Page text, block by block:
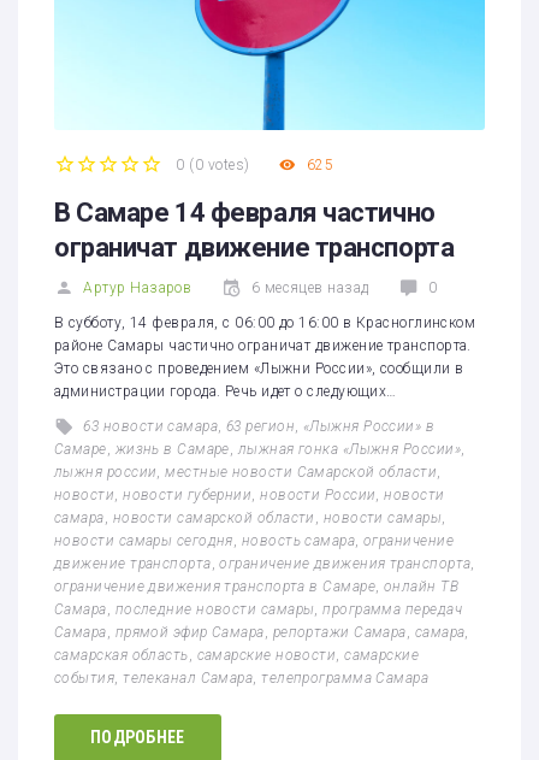
0 (0 votes) 625
В Самаре 14 февраля частично
ограничат движение транспорта
Артур Назаров 6 месяцев назад 0
В субботу, 14 февраля, с 06:00 до 16:00 в Красноглинском
районе Самары частично ограничат движение транспорта.
Это связано с проведением «Лыжни России», сообщили в
администрации города. Речь идет о следующих…
63 новости самара ,63 регион
«Лыжня России» в
Самаре
жизнь в Самаре лыжная гонка «Лыжня России»,
лыжня россии ,местные новости Самарской области
новости ,новости губернии ,новости России ,новости
самара новости самарской области новости самары
новости самары сегодня новость самара ,ограничение
движение транспорта ,ограничение движения транспорта
ограничение движения транспорта в Самаре онлайн ТВ
Самара последние новости самары ,программа передач
Самара прямой эфир Самара репортажи Самара самара
самарская область самарские новости ,самарские
события ,телеканал Самара ,телепрограмма Самара
ПОДРОБНЕЕ